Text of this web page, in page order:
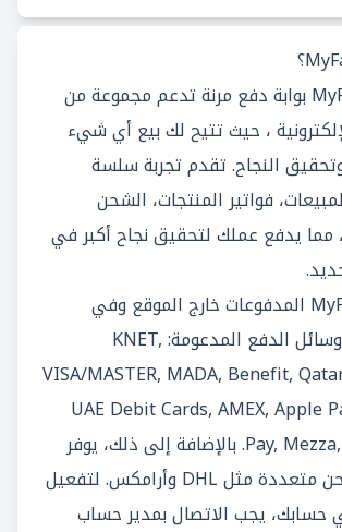
تعتبر MyFatoorah بوابة دفع مرنة تدعم مجموعة من
، حيث تتيح لك بيع أي شيء
النجاح. تقدم تجربة سلسة
فواتير المنتجات، الشحن
مما يدفع عملك لتحقيق نجاح أكبر في
تدعم MyFatoorah المدفوعات خارج الموقع وفي
الموقع. تشمل وسائل الدفع المدعومة: KNET,
VISA/MASTER, MADA, Benefit,
UAE Debit Cards, AMEX, Apple
Pay, Mezza, Orange Cash. بالإضافة إلى ذلك، يوفر
النظام طرق شحن متعددة مثل DHL وأرامكس. لتفعيل
يجب الاتصال بمدير حساب